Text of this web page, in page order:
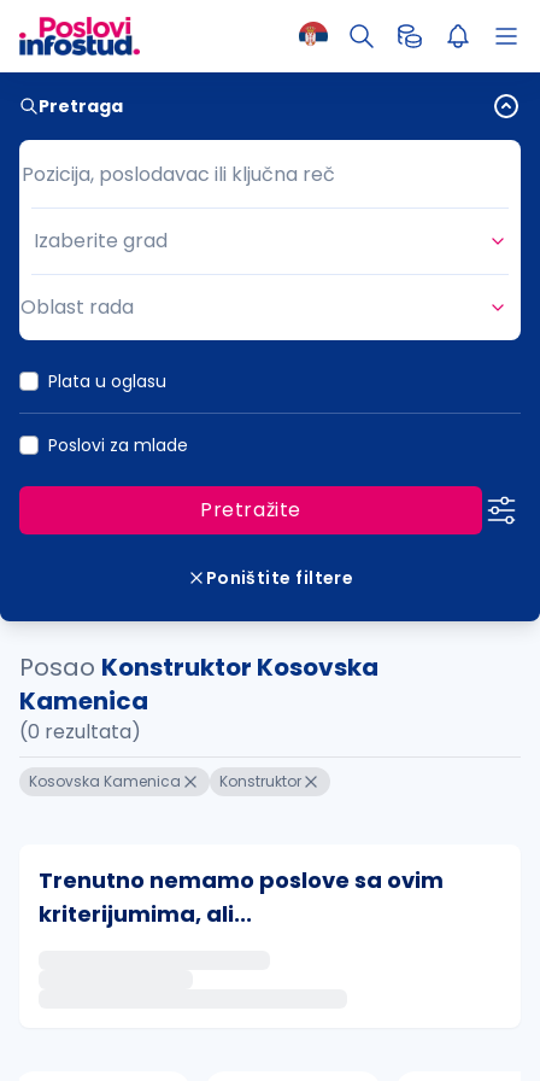
Pretraga
Pozicija, poslodavac ili ključna reč
Pozicija, poslodavac ili ključna reč
Grad
Izaberite grad
Oblast rada
Plata u oglasu
Poslovi za mlade
Pretražite
Poništite filtere
Posao Konstruktor Kosovska
Kamenica
(0 rezultata)
Kosovska Kamenica Konstruktor
Trenutno nemamo poslove sa ovim
kriterijumima, ali...